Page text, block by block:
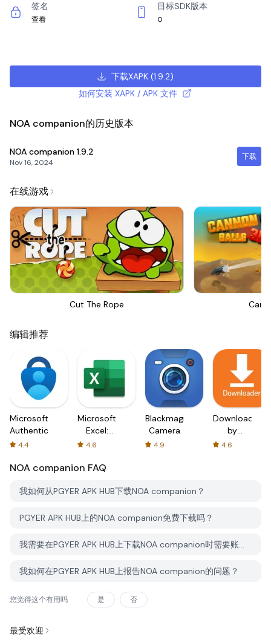
签名
查看
目标SDK版本
0
下载XAPK (1.9.2)
如何安装 XAPK / APK 文件
NOA companion的历史版本
NOA companion 1.9.2
Nov 16, 2024
下载
在线游戏
Cut The Rope
编辑推荐
Microsoft
Authenticator
4.4
Microsoft
Excel:
Spreadsheets
4.6
Blackmagic
Camera
4.9
Downloader
by
AFTVnews
4.6
NOA companion FAQ
我如何从PGYER APK HUB下载NOA companion？
PGYER APK HUB上的NOA companion免费下载吗？
我需要在PGYER APK HUB上下载NOA companion时需要账户吗？
我如何在PGYER APK HUB上报告NOA companion的问题？
您觉得这个有用吗 是 否
最受欢迎